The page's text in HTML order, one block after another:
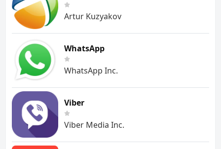
Artur Kuzyakov
WhatsApp
WhatsApp Inc.
Viber
Viber Media Inc.